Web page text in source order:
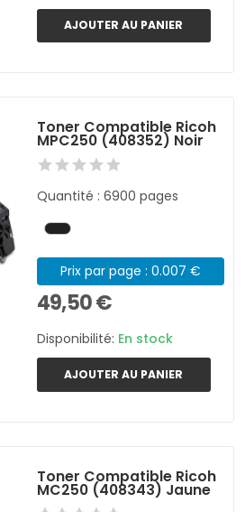
AJOUTER AU PANIER
Toner Compatible Ricoh
MPC250 (408352) Noir
Quantité : 6900 pages
Prix par page : 0.007 €
49,50 €
Disponibilité: En stock
AJOUTER AU PANIER
Toner Compatible Ricoh
MC250 (408343) Jaune